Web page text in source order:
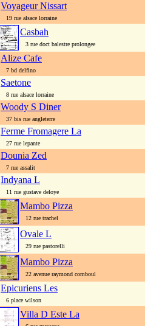
Voyageur Nissart
19 rue alsace lorraine
Casbah
3 rue doct balestre prolongee
Alize Cafe
7 bd delfino
Saetone
8 rue alsace lorraine
Woody S Diner
37 bis rue angleterre
Ferme Fromagere La
27 rue lepante
Dounia Zed
7 rue assalit
Indyana L
11 rue gustave deloye
Mambo Pizza
12 rue trachel
Ovale L
29 rue pastorelli
Mambo Pizza
22 avenue raymond comboul
Epicuriens Les
6 place wilson
Villa D Este La